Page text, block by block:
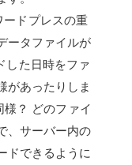
ドプレスの重
ータファイルが
した日時をファ
があったりしま
？ どのファイ
、サーバー内の
ドできるように